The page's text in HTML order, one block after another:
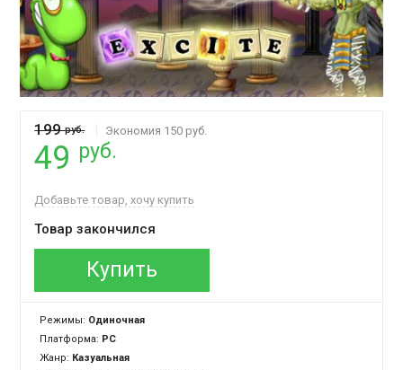
199руб. Экономия 150 руб.
49 руб.
Добавьте товар, хочу купить
Товар закончился
Купить
Режимы: Одиночная
Платформа: PC
Жанр: Казуальная